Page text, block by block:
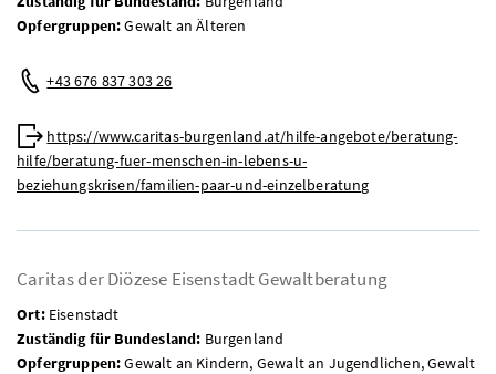
Opfergruppen:Gewalt an Älteren
Mobil:
+43 676 837 303 26
Web:
https://www.caritas-burgenland.at/hilfe-angebote/beratung-
hilfe/beratung-fuer-menschen-in-lebens-u-
beziehungskrisen/familien-paar-und-einzelberatung
Caritas der Diözese Eisenstadt Gewaltberatung
Ort:Eisenstadt
Zuständig für Bundesland: Burgenland
Opfergruppen:Gewalt an Kindern, Gewalt an Jugendlichen, Gewalt